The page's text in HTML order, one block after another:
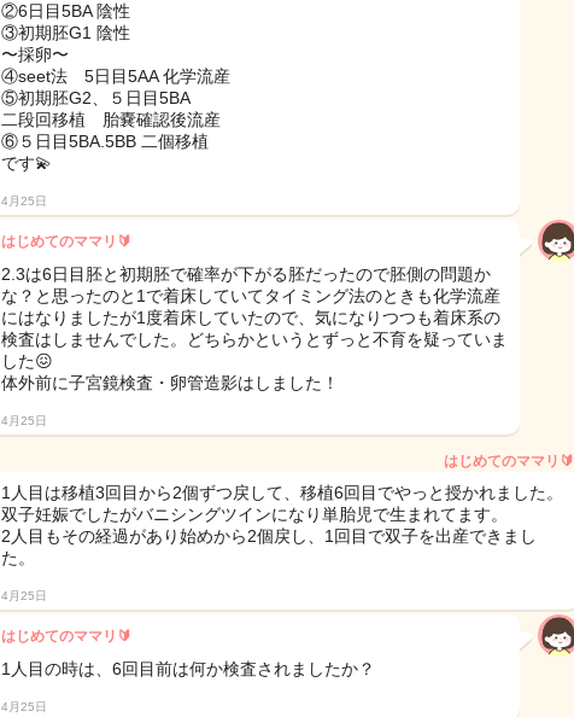
②6日目5BA 陰性
③初期胚G1 陰性
〜採卵〜
④seet法 5日目5AA 化学流産
⑤初期胚G2、５日目5BA
二段回移植 胎嚢確認後流産
⑥５日目5BA.5BB 二個移植
です💫
4月25日
はじめてのママリ🔰
2.3は6日目胚と初期胚で確率が下がる胚だったので胚側の問題か
な？と思ったのと1で着床していてタイミング法のときも化学流産
にはなりましたが1度着床していたので、気になりつつも着床系の
検査はしませんでした。どちらかというとずっと不育を疑っていま
した😖
体外前に子宮鏡検査・卵管造影はしました！
4月25日
はじめてのママリ🔰
1人目は移植3回目から2個ずつ戻して、移植6回目でやっと授かれました。
双子妊娠でしたがバニシングツインになり単胎児で生まれてます。
2人目もその経過があり始めから2個戻し、1回目で双子を出産できまし
た。
4月25日
はじめてのママリ🔰
1人目の時は、6回目前は何か検査されましたか？
4月25日